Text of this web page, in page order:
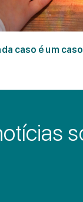
caso é um